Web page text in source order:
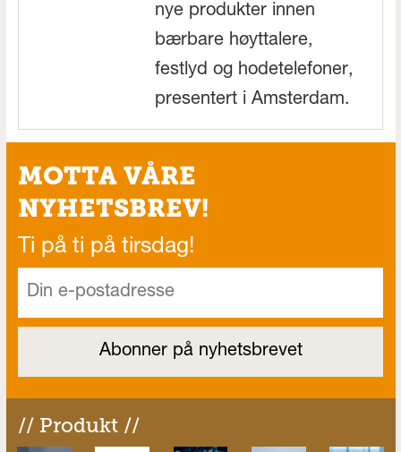
nye produkter innen
bærbare høyttalere,
festlyd og hodetelefoner,
presentert i Amsterdam.
MOTTA VÅRE
NYHETSBREV!
Ti på ti på tirsdag!
// Produkt //